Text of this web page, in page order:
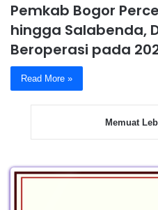
Pemkab Bogor
hingga Salabenda,
Beroperasi pada
Read More »
Memuat